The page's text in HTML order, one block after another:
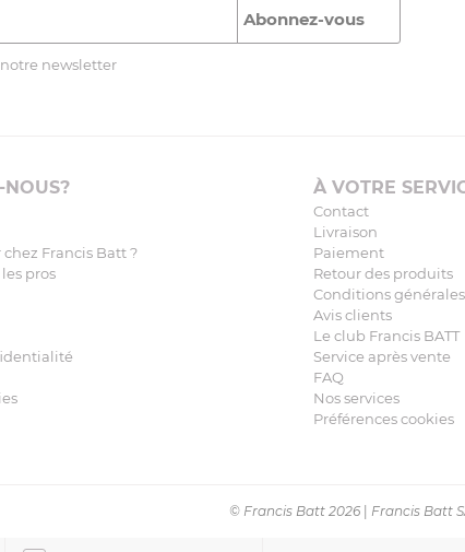
newsletter
NOUS?
Francis Batt ?
pros
À VOTRE
Contact
Livraison
Paiement
Retour des produits
Conditions
Avis clients
Le club Francis BATT
Service après vente
FAQ
Nos services
Préférences cookies
© Francis Batt 2026 Francis Batt